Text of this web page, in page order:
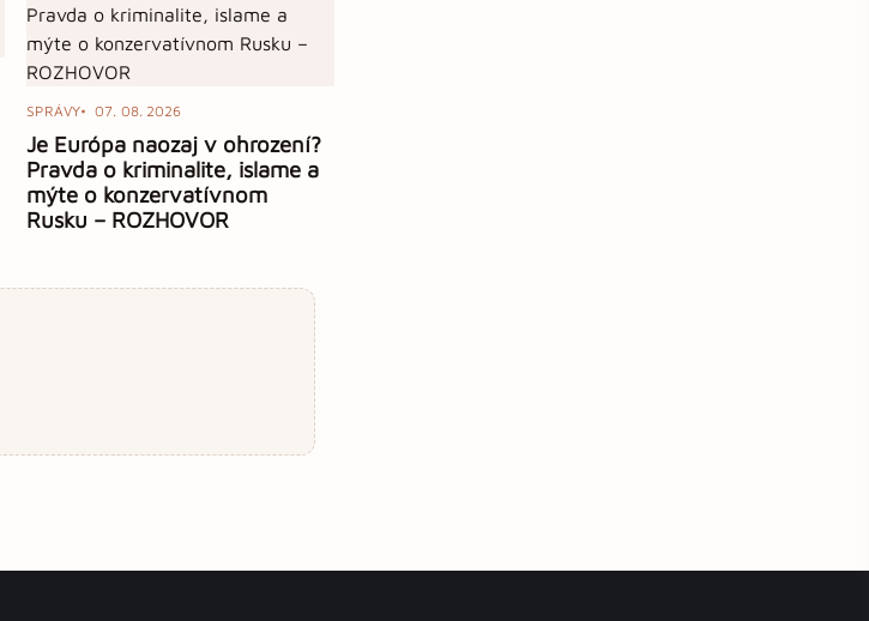
SPRÁVY 07. 08. 2026
Je Európa naozaj v ohrození?
Pravda o kriminalite, islame a
mýte o konzervatívnom
Rusku – ROZHOVOR